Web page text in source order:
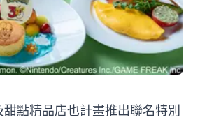
點精品店也計畫推出聯名特別